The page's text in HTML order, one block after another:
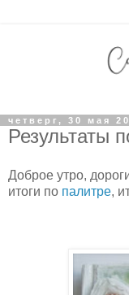
четверг, 30 мая
Результаты
Доброе утро,
итоги по палитре,